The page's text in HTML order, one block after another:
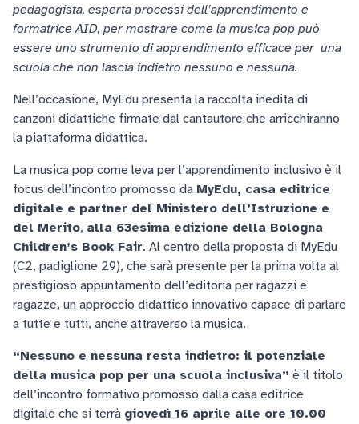
pedagogista, esperta processi dell’apprendimento e
formatrice AID, per mostrare come la musica pop può
essere uno strumento di apprendimento efficace per una
scuola che non lascia indietro nessuno e nessuna.
Nell’occasione, MyEdu presenta la raccolta inedita di
canzoni didattiche firmate dal cantautore che arricchiranno
la piattaforma didattica.
La musica pop come leva per l’apprendimento inclusivo è il
focus dell’incontro promosso da MyEdu, casa editrice
digitale e partner del Ministero dell’Istruzione e
del Merito, alla 63esima edizione della Bologna
Children’s Book Fair. Al centro della proposta di MyEdu
(C2, padiglione 29), che sarà presente per la prima volta al
prestigioso appuntamento dell’editoria per ragazzi e
ragazze, un approccio didattico innovativo capace di parlare
a tutte e tutti, anche attraverso la musica.
“Nessuno e nessuna resta indietro: il potenziale
della musica pop per una scuola inclusiva” è il titolo
dell’incontro formativo promosso dalla casa editrice
digitale che si terrà giovedì 16 aprile alle ore 10.00